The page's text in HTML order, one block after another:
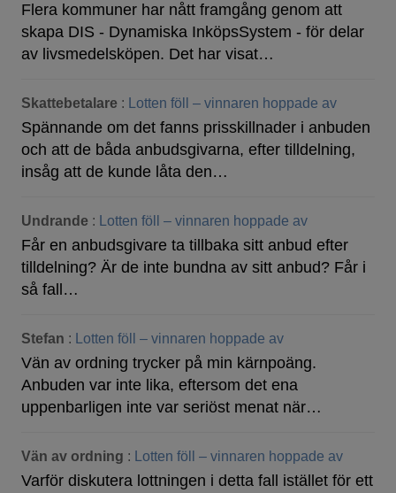
Flera kommuner har nått framgång genom att
skapa DIS - Dynamiska InköpsSystem - för delar
av livsmedelsköpen. Det har visat…
Skattebetalare : Lotten föll – vinnaren hoppade av
Spännande om det fanns prisskillnader i anbuden
och att de båda anbudsgivarna, efter tilldelning,
insåg att de kunde låta den…
Undrande : Lotten föll – vinnaren hoppade av
Får en anbudsgivare ta tillbaka sitt anbud efter
tilldelning? Är de inte bundna av sitt anbud? Får i
så fall…
Stefan : Lotten föll – vinnaren hoppade av
Vän av ordning trycker på min kärnpoäng.
Anbuden var inte lika, eftersom det ena
uppenbarligen inte var seriöst menat när…
Vän av ordning : Lotten föll – vinnaren hoppade av
Varför diskutera lottningen i detta fall istället för ett